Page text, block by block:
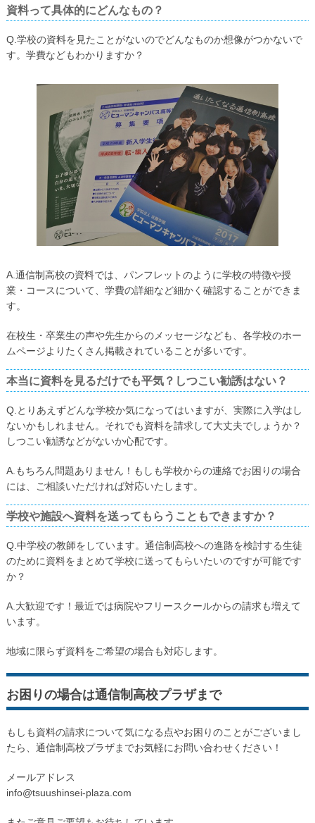
資料って具体的にどんなもの？
Q.学校の資料を見たことがないのでどんなものか想像がつかないで
す。学費などもわかりますか？
A.通信制高校の資料では、パンフレットのように学校の特徴や授
業・コースについて、学費の詳細など細かく確認することができま
す。
在校生・卒業生の声や先生からのメッセージなども、各学校のホー
ムページよりたくさん掲載されていることが多いです。
本当に資料を見るだけでも平気？しつこい勧誘はない？
Q.とりあえずどんな学校か気になってはいますが、実際に入学はし
ないかもしれません。それでも資料を請求して大丈夫でしょうか？
しつこい勧誘などがないか心配です。
A.もちろん問題ありません！もしも学校からの連絡でお困りの場合
には、ご相談いただければ対応いたします。
学校や施設へ資料を送ってもらうこともできますか？
Q.中学校の教師をしています。通信制高校への進路を検討する生徒
のために資料をまとめて学校に送ってもらいたいのですが可能です
か？
A.大歓迎です！最近では病院やフリースクールからの請求も増えて
います。
地域に限らず資料をご希望の場合も対応します。
お困りの場合は通信制高校プラザまで
もしも資料の請求について気になる点やお困りのことがございまし
たら、通信制高校プラザまでお気軽にお問い合わせください！
メールアドレス
info@tsuushinsei-plaza.com